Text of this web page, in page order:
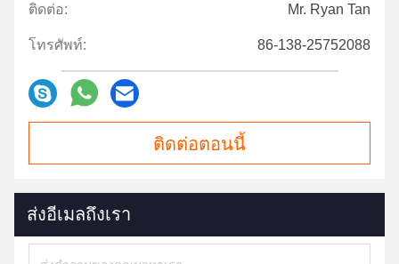
ติดต่อ: Mr. Ryan Tan
โทรศัพท์: 86-138-25752088
ติดต่อตอนนี้
ส่งอีเมลถึงเรา